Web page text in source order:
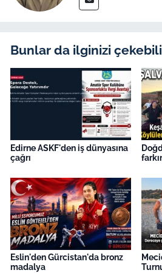
Bunlar da ilginizi
Edirne ASKF'den iş dünyasına
çağrı
Eslin'den Gürcistan'da bronz
madalya
English News
Canlı Maç
Genel-A
Gündem-Eğitim